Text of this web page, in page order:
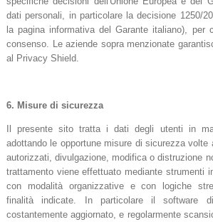
dati personali, in particolare la decisione 1250/
la pagina informativa del Garante italiano), per
consenso. Le aziende sopra menzionate
al Privacy Shield.
6. Misure di sicurezza
Il presente sito tratta i dati degli utenti in
adottando le opportune misure di sicurezza volte
autorizzati, divulgazione, modifica o distruzione
trattamento viene effettuato mediante strumenti
con modalità organizzative e con logiche
finalità indicate. In particolare il software
costantemente aggiornato, e regolarmente